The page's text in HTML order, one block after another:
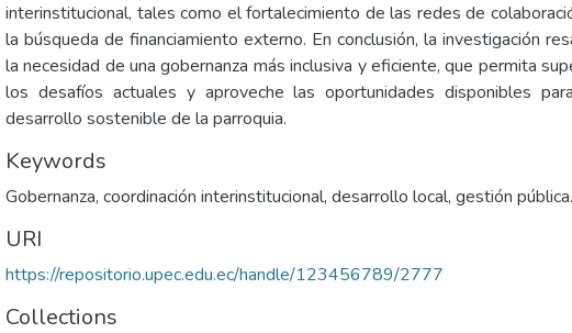
interinstitucional, tales como el fortalecimiento de las redes de
la búsqueda de financiamiento externo. En conclusión, la investigación
la necesidad de una gobernanza más inclusiva y eficiente, que permita
los desafíos actuales y aproveche las oportunidades disponibles
desarrollo sostenible de la parroquia.
Keywords
Gobernanza, coordinación interinstitucional, desarrollo local, gestión pública.
URI
https://repositorio.upec.edu.ec/handle/123456789/2777
Collections